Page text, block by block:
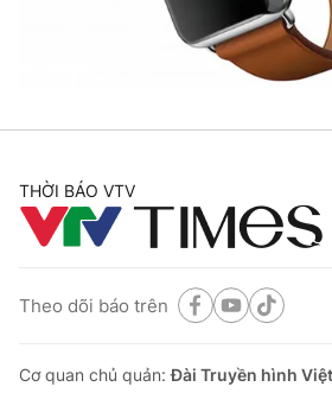
THỜI BÁO VTV
Theo dõi báo trên
Cơ quan chủ quản:Đài Truyền hình